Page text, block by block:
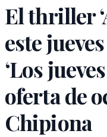
El thriller
este
‘Los
oferta de
Chipiona